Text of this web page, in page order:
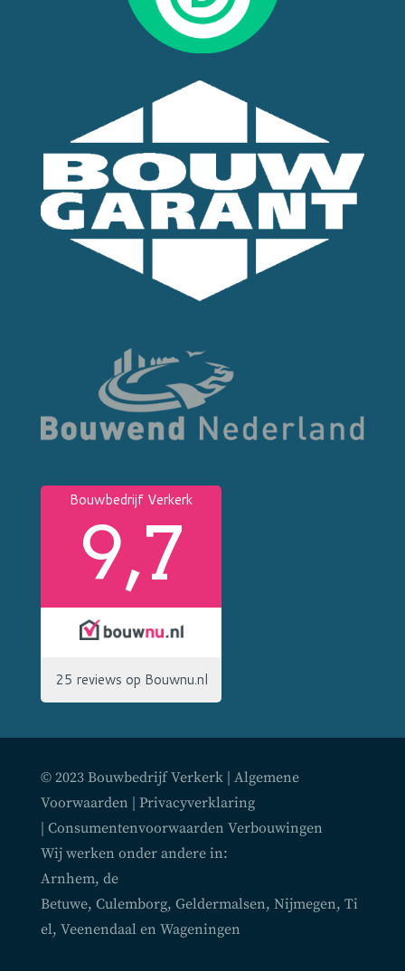
© 2023 Bouwbedrijf Verkerk | Algemene
Voorwaarden
Privacyverklaring
Consumentenvoorwaarden Verbouwingen
Wij werken onder andere in:
Arnhem, de
Betuwe, Culemborg, Geldermalsen, Nijmegen, Ti
el, Veenendaalen Wageningen